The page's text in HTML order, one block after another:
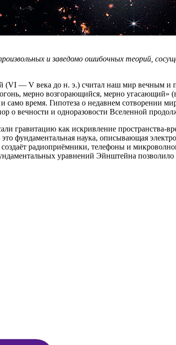
и заведомо ошибочных теорий,
(VI — V века до н. э.) считал наш мир вечным
мерно возгорающийся, мерно
время. Гипотеза о недавнем сотворении
о вечности и одноразовости Вселенной
гравитацию как искривление пространства-
фундаментальная наука, описывающая
радиоприёмники, телефоны и
уравнений Эйнштейна